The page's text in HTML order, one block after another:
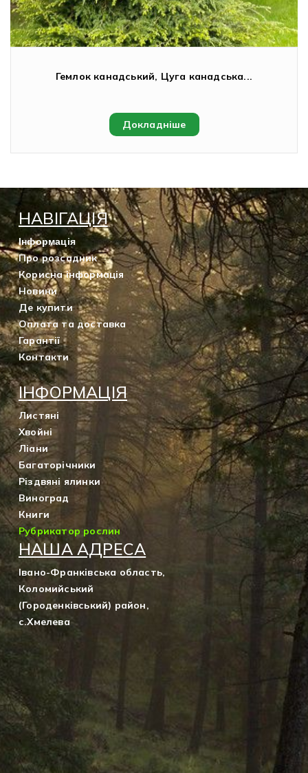
Гемлок канадський, Цуга канадська...
Докладніше
НАВІГАЦІЯ
Інформація
Про розсадник
Корисна інформація
Новини
Де купити
Оплата та доставка
Гарантії
Контакти
ІНФОРМАЦІЯ
Листяні
Хвойні
Ліани
Багаторічники
Різдвяні ялинки
Виноград
Книги
Рубрикатор рослин
НАША АДРЕСА
Івано-Франківська область,
Коломийський
(Городенківський) район,
с.Хмелева